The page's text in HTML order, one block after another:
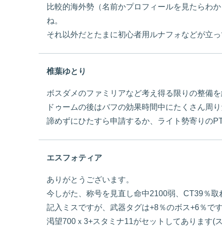
比較的海外勢（名前かプロフィールを見たらわ
ね。
それ以外だとたまに初心者用ルナフォなどが立
椎葉ゆとり
ボスダメのファミリアなど考え得る限りの整備
ドゥームの後はバフの効果時間中にたくさん周
諦めずにひたすら申請するか、ライト勢寄りの
エスフォティア
ありがとうございます。
今しがた、称号を見直し命中2100弱、CT39％取
記入ミスですが、武器タグは+8％のボス+6％で
渇望700ｘ3+スタミナ11がセットしてあります(